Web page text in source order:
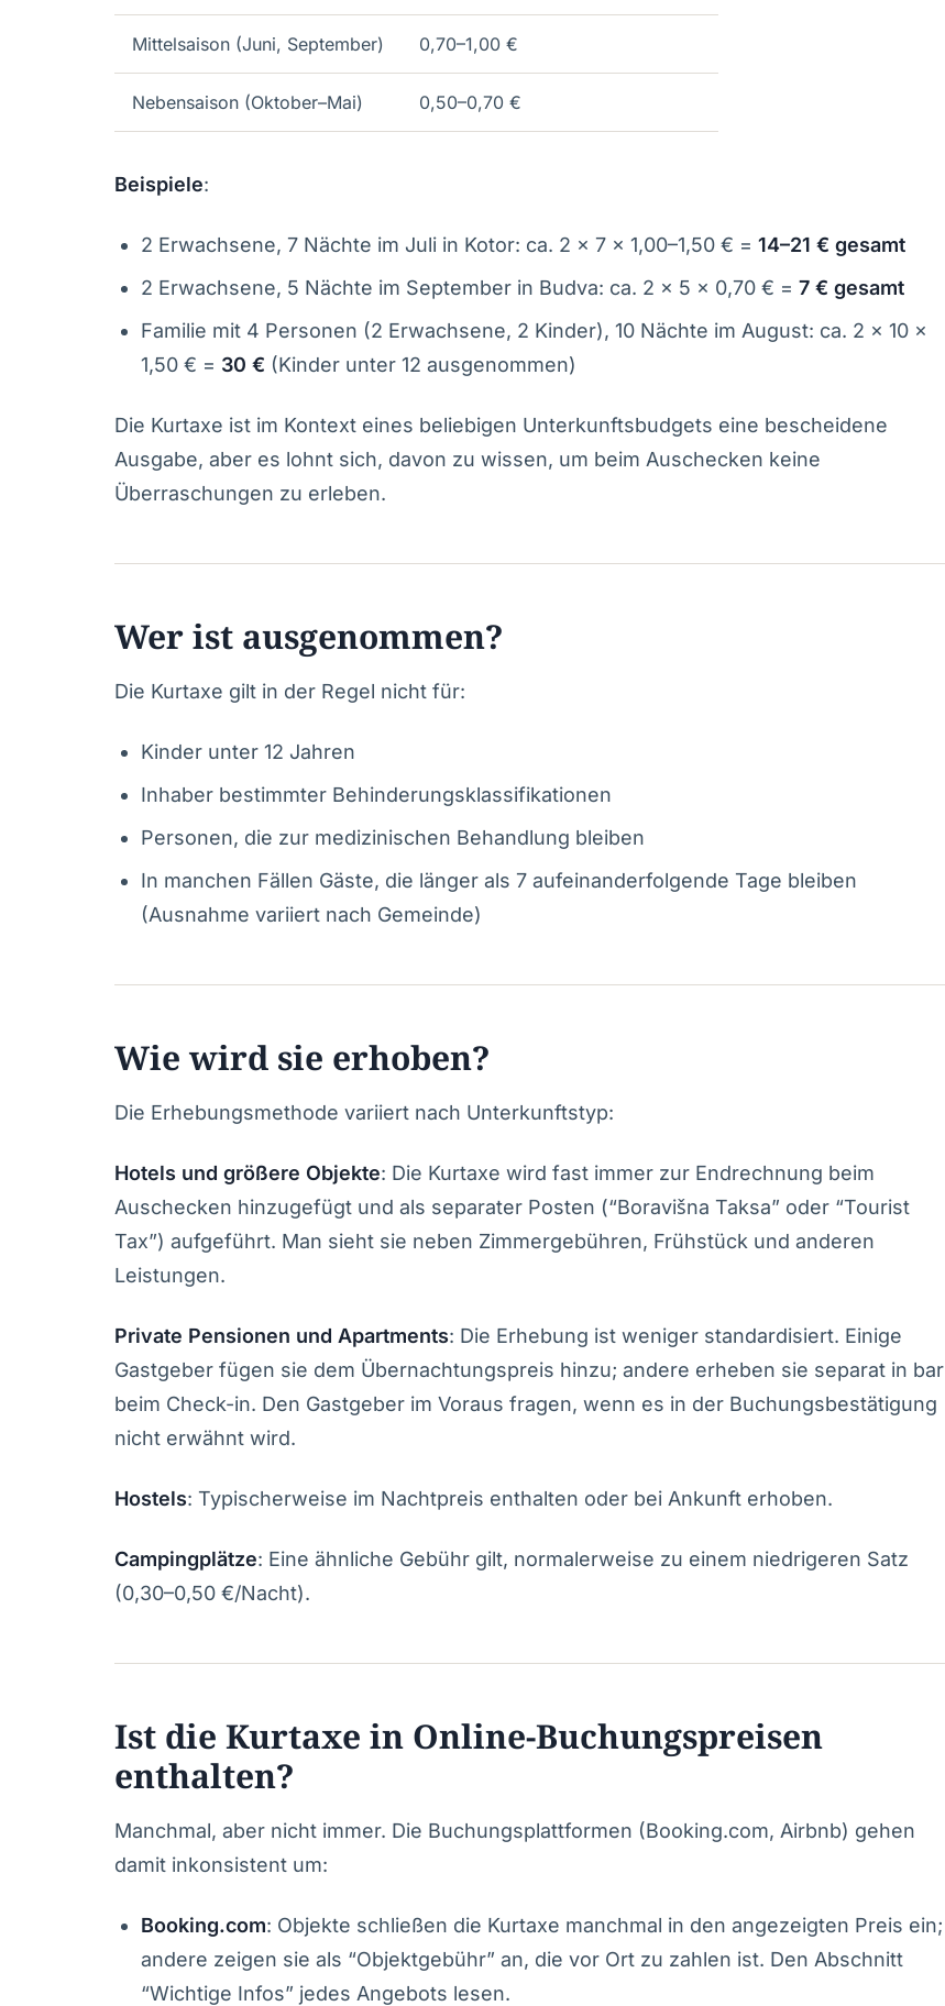
Mittelsaison (Juni, September) 0,70–1,00 €
Nebensaison (Oktober–Mai) 0,50–0,70 €
Beispiele:
2 Erwachsene, 7 Nächte im Juli in Kotor: ca. 2 × 7 × 1,00–1,50 € = 14–21 € gesamt
2 Erwachsene, 5 Nächte im September in Budva: ca. 2 × 5 × 0,70 € = 7 € gesamt
Familie mit 4 Personen (2 Erwachsene, 2 Kinder), 10 Nächte im August: ca. 2 × 10 ×
1,50 € = 30 € (Kinder unter 12 ausgenommen)
Die Kurtaxe ist im Kontext eines beliebigen Unterkunftsbudgets eine bescheidene
Ausgabe, aber es lohnt sich, davon zu wissen, um beim Auschecken keine
Überraschungen zu erleben.
Wer ist ausgenommen?
Die Kurtaxe gilt in der Regel nicht für:
Kinder unter 12 Jahren
Inhaber bestimmter Behinderungsklassifikationen
Personen, die zur medizinischen Behandlung bleiben
In manchen Fällen Gäste, die länger als 7 aufeinanderfolgende Tage bleiben
(Ausnahme variiert nach Gemeinde)
Wie wird sie erhoben?
Die Erhebungsmethode variiert nach Unterkunftstyp:
Hotels und größere Objekte: Die Kurtaxe wird fast immer zur Endrechnung beim
Auschecken hinzugefügt und als separater Posten (“Boravišna Taksa” oder “Tourist
Tax”) aufgeführt. Man sieht sie neben Zimmergebühren, Frühstück und anderen
Leistungen.
Private Pensionen und Apartments: Die Erhebung ist weniger standardisiert. Einige
Gastgeber fügen sie dem Übernachtungspreis hinzu; andere erheben sie separat in bar
beim Check-in. Den Gastgeber im Voraus fragen, wenn es in der Buchungsbestätigung
nicht erwähnt wird.
Hostels: Typischerweise im Nachtpreis enthalten oder bei Ankunft erhoben.
Campingplätze: Eine ähnliche Gebühr gilt, normalerweise zu einem niedrigeren Satz
(0,30–0,50 €/Nacht).
Ist die Kurtaxe in Online-Buchungspreisen
enthalten?
Manchmal, aber nicht immer. Die Buchungsplattformen (Booking.com, Airbnb) gehen
damit inkonsistent um:
Booking.com: Objekte schließen die Kurtaxe manchmal in den angezeigten Preis ein;
andere zeigen sie als “Objektgebühr” an, die vor Ort zu zahlen ist. Den Abschnitt
“Wichtige Infos” jedes Angebots lesen.